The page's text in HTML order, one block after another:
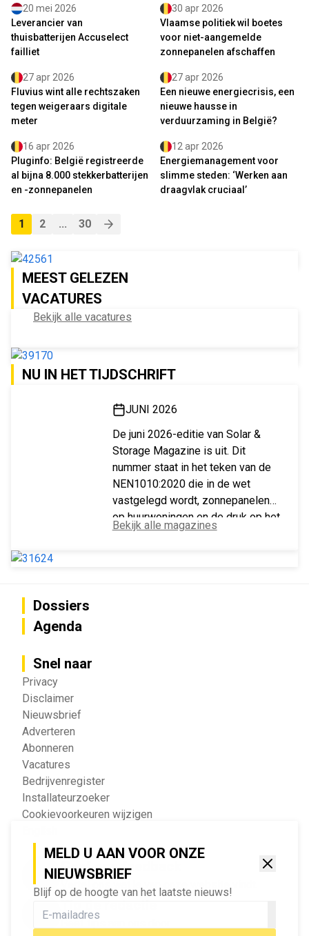
MELD U AAN VOOR ONZE
NIEUWSBRIEF
Blijf op de hoogte van het laatste nieuws!
20 mei 2026
Leverancier van
thuisbatterijen Accuselect
failliet
30 apr 2026
Vlaamse politiek wil boetes
voor niet-aangemelde
zonnepanelen afschaffen
27 apr 2026
Fluvius wint alle rechtszaken
tegen weigeraars digitale
meter
27 apr 2026
Een nieuwe energiecrisis, een
nieuwe hausse in
verduurzaming in België?
16 apr 2026
Pluginfo: België registreerde
al bijna 8.000 stekkerbatterijen
en -zonnepanelen
12 apr 2026
Energiemanagement voor
slimme steden: ‘Werken aan
draagvlak cruciaal’
1 2 ... 30
MEEST GELEZEN
VACATURES
Bekijk alle vacatures
NU IN HET TIJDSCHRIFT
JUNI 2026
De juni 2026-editie van Solar &
Storage Magazine is uit. Dit
nummer staat in het teken van de
NEN1010:2020 die in de wet
vastgelegd wordt, zonnepanelen
op huurwoningen en de druk op het
Vlaamse stroomnet.
Bekijk alle magazines
Dossiers
Agenda
Snel naar
Privacy
Disclaimer
Nieuwsbrief
Adverteren
Abonneren
Vacatures
Bedrijvenregister
Installateurzoeker
Cookievoorkeuren wijzigen
Geef ons feedback
Vertel ons wat je van onze website vindt.
Geef tips aan ons door.